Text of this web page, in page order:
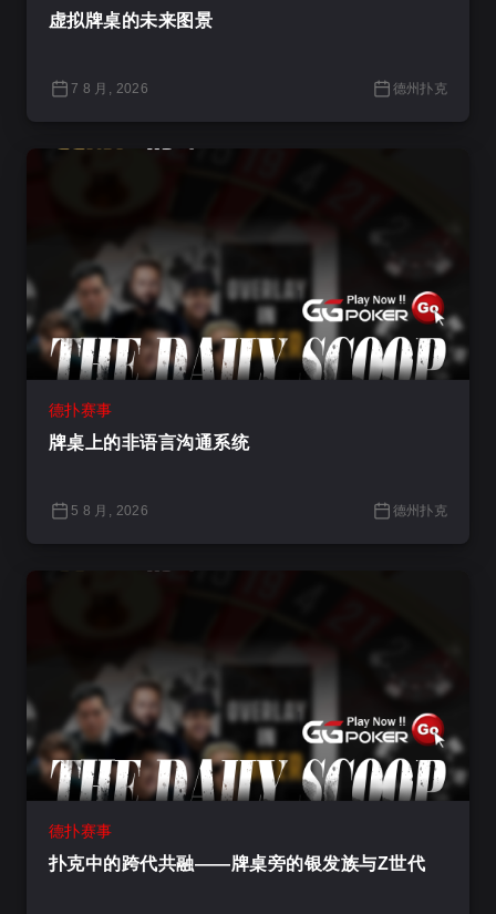
虚拟牌桌的未来图景
7 8 月, 2026 德州扑克
德扑赛事
牌桌上的非语言沟通系统
5 8 月, 2026 德州扑克
德扑赛事
扑克中的跨代共融——牌桌旁的银发族与Z世代